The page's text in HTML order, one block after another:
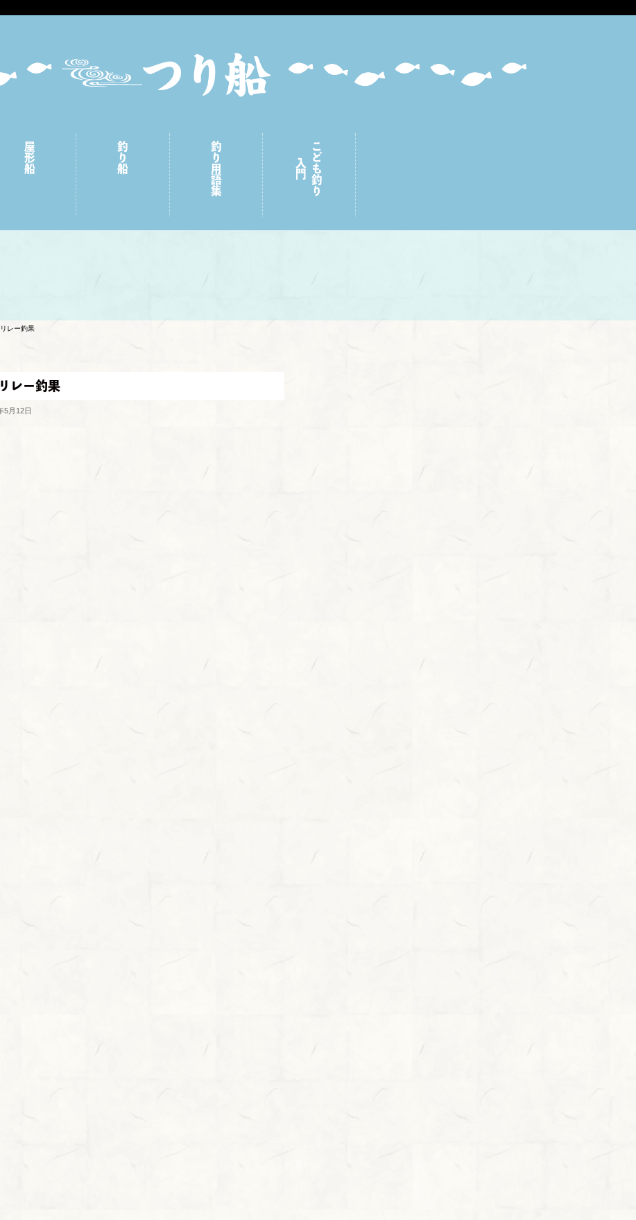
屋形船 釣り船 釣り用語集 こども釣り
入門
レー釣果
レー釣果
5月12日